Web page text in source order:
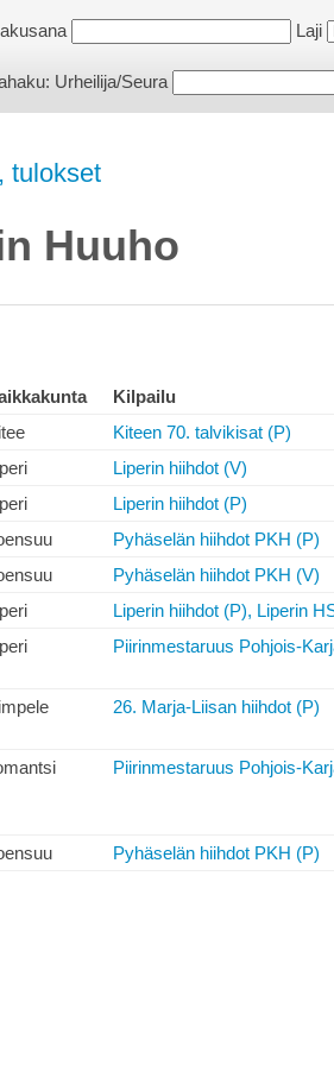
Laji
Urheilija/Seura
tulokset
Huuho
Kilpailu
Kiteen 70. talvikisat (P)
Liperin hiihdot (V)
Liperin hiihdot (P)
Pyhäselän hiihdot PKH (P)
Pyhäselän hiihdot PKH (V)
Liperin hiihdot (P), Liperin
Piirinmestaruus Pohjois-
26. Marja-Liisan hiihdot (P)
Piirinmestaruus Pohjois-
Pyhäselän hiihdot PKH (P)